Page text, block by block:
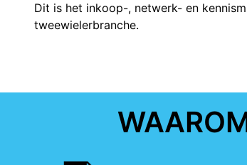
Dit is het inkoop-, netwerk- en
tweewielerbranche.